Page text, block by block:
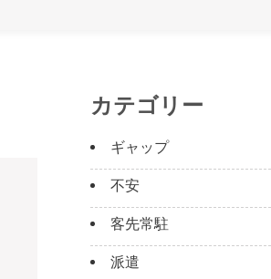
カテゴリー
ギャップ
不安
客先常駐
派遣